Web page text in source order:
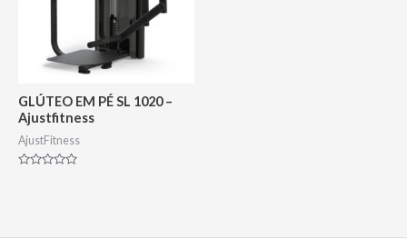
GLÚTEO EM PÉ SL 1020 –
Ajustfitness
AjustFitness